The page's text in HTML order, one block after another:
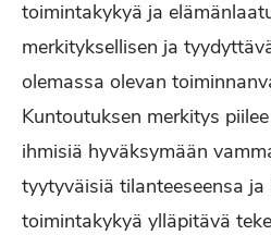
toimintakykyä ja
merkityksellisen ja
olemassa olevan
Kuntoutuksen merkitys
ihmisiä hyväksymään
tyytyväisiä tilanteeseensa
toimintakykyä ylläpitävä